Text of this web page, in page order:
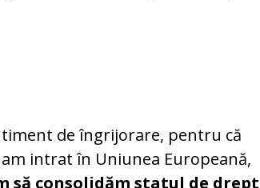
de îngrijorare, pentru că
am intrat în Uniunea Europeană,
să consolidăm statul de drept